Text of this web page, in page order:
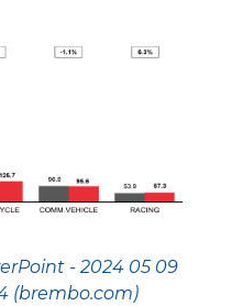
- 2024 05 09
(brembo.com)